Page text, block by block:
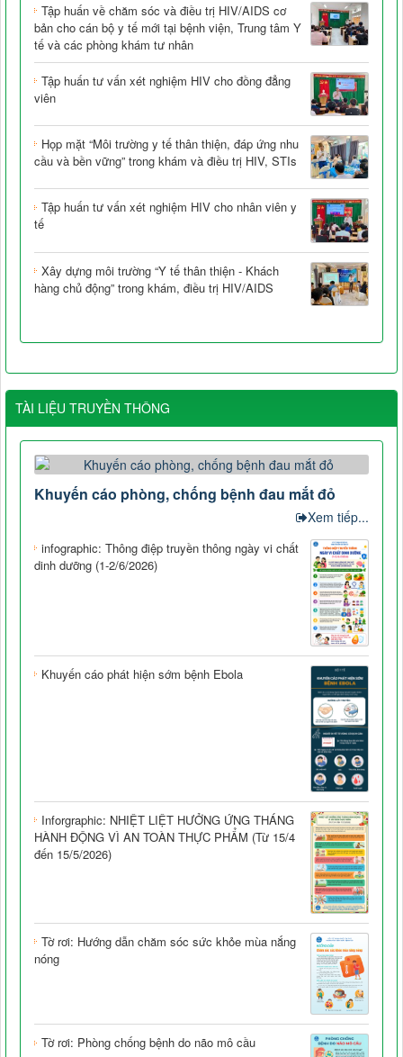
Tập huấn về chăm sóc và điều trị HIV/AIDS cơ
bản cho cán bộ y tế mới tại bệnh viện, Trung tâm Y
tế và các phòng khám tư nhân
Tập huấn tư vấn xét nghiệm HIV cho đồng đẳng
viên
Họp mặt “Môi trường y tế thân thiện, đáp ứng nhu
cầu và bền vững” trong khám và điều trị HIV, STIs
Tập huấn tư vấn xét nghiệm HIV cho nhân viên y
tế
Xây dựng môi trường “Y tế thân thiện - Khách
hàng chủ động” trong khám, điều trị HIV/AIDS
TÀI LIỆU TRUYỀN THÔNG
Khuyến cáo phòng, chống bệnh đau mắt đỏ
Xem tiếp...
infographic: Thông điệp truyền thông ngày vi chất
dinh dưỡng (1-2/6/2026)
Khuyến cáo phát hiện sớm bệnh Ebola
Inforgraphic: NHIỆT LIỆT HƯỞNG ỨNG THÁNG
HÀNH ĐỘNG VÌ AN TOÀN THỰC PHẨM (Từ 15/4
đến 15/5/2026)
Tờ rơi: Hướng dẫn chăm sóc sức khỏe mùa nắng
nóng
Tờ rơi: Phòng chống bệnh do não mô cầu